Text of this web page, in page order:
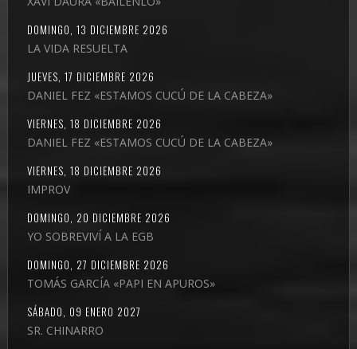
DOMINGO, 13 DICIEMBRE 2026
LA VIDA RESUELTA
JUEVES, 17 DICIEMBRE 2026
DANIEL FEZ «ESTAMOS CUCÚ DE LA CABEZA»
VIERNES, 18 DICIEMBRE 2026
DANIEL FEZ «ESTAMOS CUCÚ DE LA CABEZA»
VIERNES, 18 DICIEMBRE 2026
IMPROV
DOMINGO, 20 DICIEMBRE 2026
YO SOBREVIVÍ A LA EGB
DOMINGO, 27 DICIEMBRE 2026
TOMÁS GARCÍA «PAPI EN APUROS»
SÁBADO, 09 ENERO 2027
SR. CHINARRO